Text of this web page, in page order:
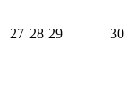
27 28 29 30